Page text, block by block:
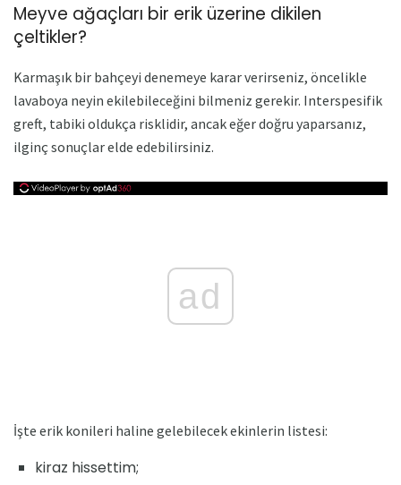
Meyve ağaçları bir erik üzerine dikilen
çeltikler?
Karmaşık bir bahçeyi denemeye karar verirseniz, öncelikle
lavaboya neyin ekilebileceğini bilmeniz gerekir. Interspesifik
greft, tabiki oldukça risklidir, ancak eğer doğru yaparsanız,
ilginç sonuçlar elde edebilirsiniz.
ad
İşte erik konileri haline gelebilecek ekinlerin listesi:
kiraz hissettim;